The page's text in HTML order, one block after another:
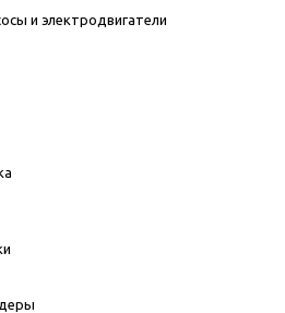
и электродвигатели